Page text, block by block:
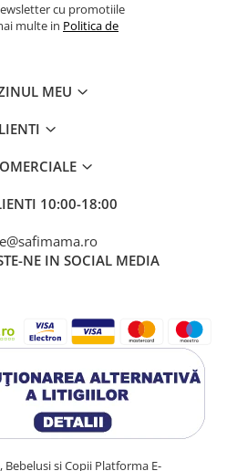
cu promotiile
multe in Politica de
MEU
10:00-18:00
NE IN SOCIAL MEDIA
si Copii Platforma E-